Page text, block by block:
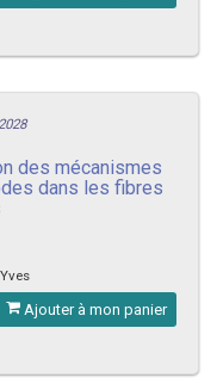
des mécanismes
dans les fibres
Ajouter à mon panier